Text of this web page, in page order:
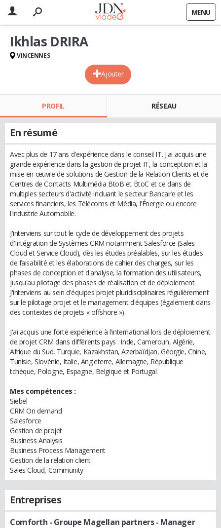
MENU
Ajouter
Ikhlas DRIRA
VINCENNES
PROFIL RÉSEAU
En résumé
Avec plus de 17 ans d'expérience dans le conseil IT. J'ai acquis une
grande expérience dans la gestion de projet IT, la conception et la
mise en œuvre de solutions de Gestion de la Relation Clients et de
Centres de Contacts Multimédia BtoB et BtoC et ce dans de
multiples secteurs d'activité incluant le secteur Bancaire et les
services financiers, les Télécoms et Média, l'Énergie ou encore
l'industrie Automobile.
J'interviens sur tout le cycle de développement des projets
d'Intégration de Systèmes CRM notamment Salesforce (Sales
Cloud et Service Cloud), dès les études préalables, sur les études
de faisabilité et les élaborations de cahier des charges, sur les
phases de conception et d'analyse, la formation des utilisateurs,
jusqu'au pilotage des phases de réalisation et de déploiement.
J'interviens au sein d'équipes projet pluridisciplinaires régulièrement
sur le pilotage projet et le management d'équipes (également dans
des contextes de projets « offshore »).
J'ai acquis une forte expérience à l’international lors de déploiement
de projet CRM dans différents pays : Inde, Cameroun, Algérie,
Afrique du Sud, Turquie, Kazakhstan, Azerbaïdjan, Géorgie, Chine,
Tunisie, Slovénie, Italie, Angleterre, Allemagne, République
tchèque, Pologne, Espagne, Belgique et Portugal.
Mes compétences :
Siebel
CRM On demand
Salesforce
Gestion de projet
Business Analysis
Business Process Management
Gestion de la relation client
Sales Cloud, Community
Entreprises
Comforth - Groupe Magellan partners- Manager